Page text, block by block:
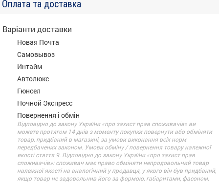
Оплата та доставка
Варіанти доставки
Новая Почта
Самовывоз
Интайм
Автолюкс
Гюнсел
Ночной Экспресс
Повернення і обмін
Відповідно до закону України «про захист прав споживачів» ви
можете протягом 14 днів з моменту покупки повернути або обміняти
товар, придбаний в магазині, за умови виконання всіх норм
передбачених законом. Умови обміну / повернення товару належної
якості стаття 9. Відповідно до закону України «про захист прав
споживачів»: споживач має право обміняти непродовольчий товар
належної якості на аналогічний у продавця, у якого він був придбаний,
якщо товар не задовольнив його за формою, габаритами, фасоном,